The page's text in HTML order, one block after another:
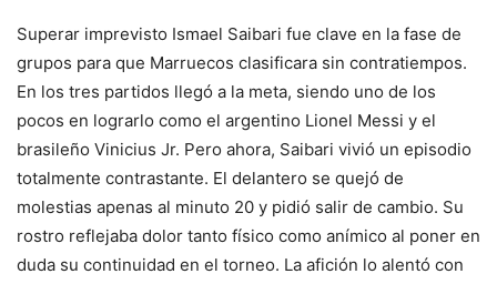
Superar imprevisto Ismael Saibari fue clave en la fase de
grupos para que Marruecos clasificara sin contratiempos.
En los tres partidos llegó a la meta, siendo uno de los
pocos en lograrlo como el argentino Lionel Messi y el
brasileño Vinicius Jr. Pero ahora, Saibari vivió un episodio
totalmente contrastante. El delantero se quejó de
molestias apenas al minuto 20 y pidió salir de cambio. Su
rostro reflejaba dolor tanto físico como anímico al poner en
duda su continuidad en el torneo. La afición lo alentó con